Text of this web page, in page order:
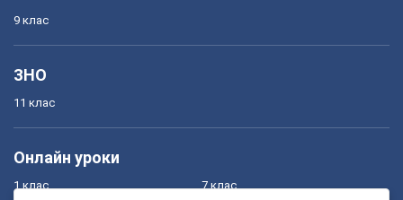
9 клас
ЗНО
11 клас
Онлайн уроки
1 клас 7 клас